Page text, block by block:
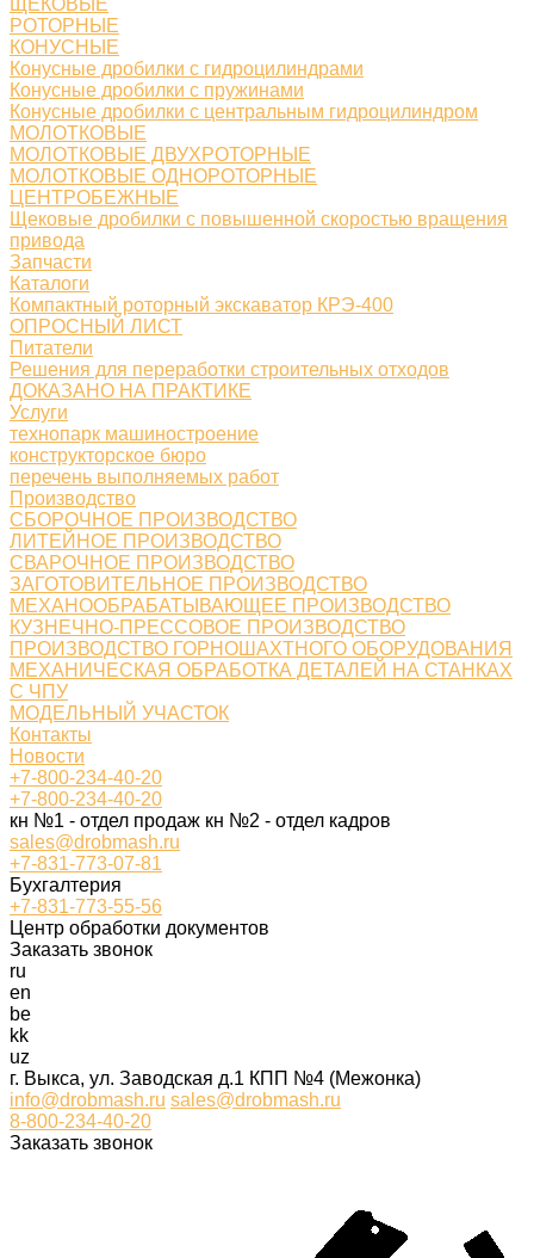
ЩЕКОВЫЕ
РОТОРНЫЕ
КОНУСНЫЕ
Конусные дробилки с гидроцилиндрами
Конусные дробилки с пружинами
Конусные дробилки с центральным гидроцилиндром
МОЛОТКОВЫЕ
МОЛОТКОВЫЕ ДВУХРОТОРНЫЕ
МОЛОТКОВЫЕ ОДНОРОТОРНЫЕ
ЦЕНТРОБЕЖНЫЕ
Щековые дробилки с повышенной скоростью вращения
привода
Запчасти
Каталоги
Компактный роторный экскаватор КРЭ-400
ОПРОСНЫЙ ЛИСТ
Питатели
Решения для переработки строительных отходов
ДОКАЗАНО НА ПРАКТИКЕ
Услуги
технопарк машиностроение
конструкторское бюро
перечень выполняемых работ
Производство
СБОРОЧНОЕ ПРОИЗВОДСТВО
ЛИТЕЙНОЕ ПРОИЗВОДСТВО
СВАРОЧНОЕ ПРОИЗВОДСТВО
ЗАГОТОВИТЕЛЬНОЕ ПРОИЗВОДСТВО
МЕХАНООБРАБАТЫВАЮЩЕЕ ПРОИЗВОДСТВО
КУЗНЕЧНО-ПРЕССОВОЕ ПРОИЗВОДСТВО
ПРОИЗВОДСТВО ГОРНОШАХТНОГО ОБОРУДОВАНИЯ
МЕХАНИЧЕСКАЯ ОБРАБОТКА ДЕТАЛЕЙ НА СТАНКАХ
С ЧПУ
МОДЕЛЬНЫЙ УЧАСТОК
Контакты
Новости
+7-800-234-40-20
+7-800-234-40-20
кн №1 - отдел продаж кн №2 - отдел кадров
sales@drobmash.ru
+7-831-773-07-81
Бухгалтерия
+7-831-773-55-56
Центр обработки документов
Заказать звонок
ru
en
be
kk
uz
г. Выкса, ул. Заводская д.1 КПП №4 (Межонка)
info@drobmash.ru sales@drobmash.ru
8-800-234-40-20
Заказать звонок